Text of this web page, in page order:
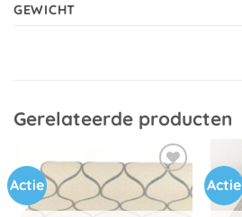
GEWICHT
Gerelateerde producten
Actie
Toevoegen
aan
verlanglijst
Actie